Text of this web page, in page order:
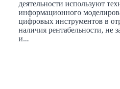
деятельности используют
информационного
цифровых инструментов в
наличия рентабельности, не
и...